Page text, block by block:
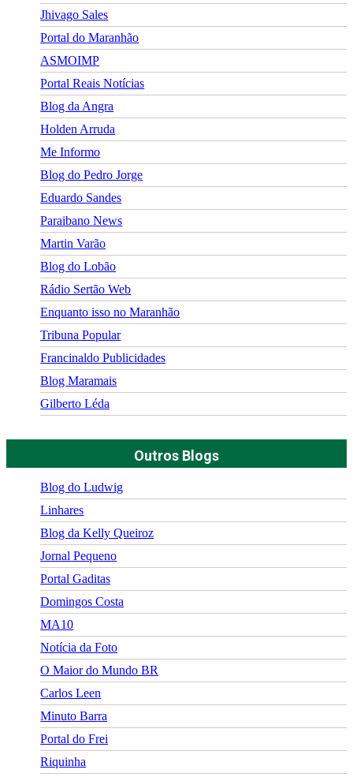
Jhivago Sales
Portal do Maranhão
ASMOIMP
Portal Reais Notí­cias
Blog da Angra
Holden Arruda
Me Informo
Blog do Pedro Jorge
Eduardo Sandes
Paraibano News
Martin Varão
Blog do Lobão
Rádio Sertão Web
Enquanto isso no Maranhão
Tribuna Popular
Francinaldo Publicidades
Blog Maramais
Gilberto Léda
Outros Blogs
Blog do Ludwig
Linhares
Blog da Kelly Queiroz
Jornal Pequeno
Portal Gaditas
Domingos Costa
MA10
Notícia da Foto
O Maior do Mundo BR
Carlos Leen
Minuto Barra
Portal do Frei
Riquinha